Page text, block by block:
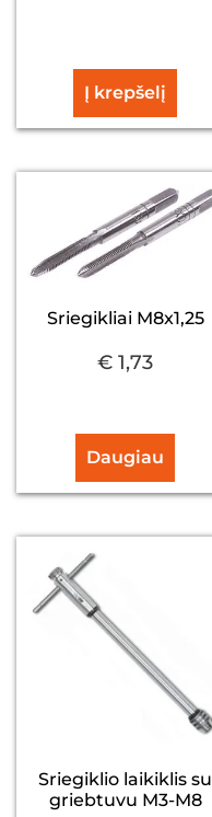
Į krepšelį
Sriegikliai M8x1,25
€ 1,73
Daugiau
Sriegiklio laikiklis su
griebtuvu M3-M8